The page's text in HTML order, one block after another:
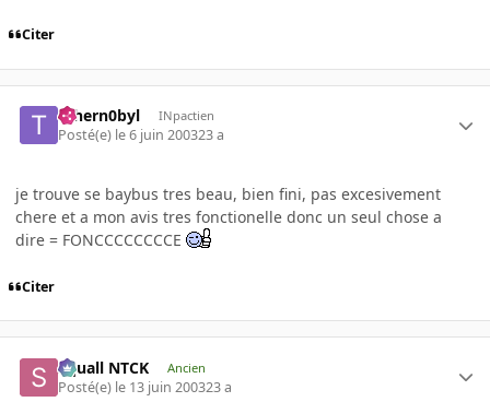
Citer
Tchern0byl INpactien
Posté(e) le 6 juin 200323 a
je trouve se baybus tres beau, bien fini, pas excesivement
chere et a mon avis tres fonctionelle donc un seul chose a
dire = FONCCCCCCCCE
Citer
Squall NTCK Ancien
Posté(e) le 13 juin 200323 a